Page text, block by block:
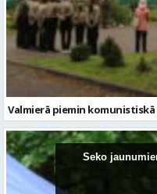
Valmierā piemin
Seko